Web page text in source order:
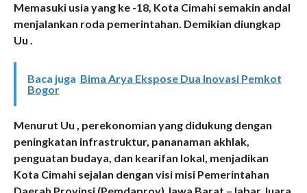
Memasuki usia yang ke -18, Kota Cimahi semakin andal
menjalankan roda pemerintahan. Demikian diungkap
Uu .
Baca juga Bima Arya Ekspose Dua Inovasi Pemkot
Bogor
Menurut Uu , perekonomian yang didukung dengan
peningkatan infrastruktur, pananaman akhlak,
penguatan budaya, dan kearifan lokal, menjadikan
Kota Cimahi sejalan dengan visi misi Pemerintahan